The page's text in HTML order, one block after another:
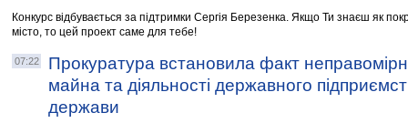
Конкурс відбувається за підтримки Сергія Березенка. Якщо Ти знаєш як
місто, то цей проект саме для тебе!
07:22
Прокуратура встановила факт
майна та діяльності державного
держави